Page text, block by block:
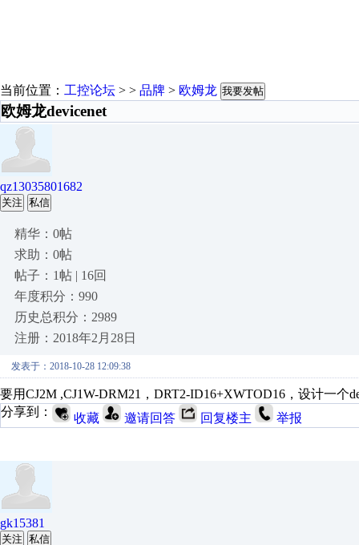
当前位置： 工控论坛 > > 品牌 > 欧姆龙 我要发帖
欧姆龙devicenet
qz13035801682
关注 私信
精华：0帖
求助：0帖
帖子：1帖 | 16回
年度积分：990
历史总积分：2989
注册：2018年2月28日
发表于：2018-10-28 12:09:38
要用CJ2M ,CJ1W-DRM21，DRT2-ID16+XWTOD16，设计一个
分享到：
收藏 邀请回答 回复楼主 举报
gk15381
关注 私信